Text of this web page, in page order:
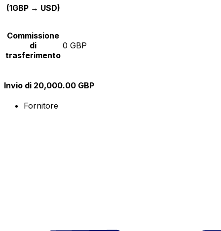
(1GBP → USD)
Commissione
di
trasferimento
0 GBP
Invio di 20,000.00 GBP
Fornitore